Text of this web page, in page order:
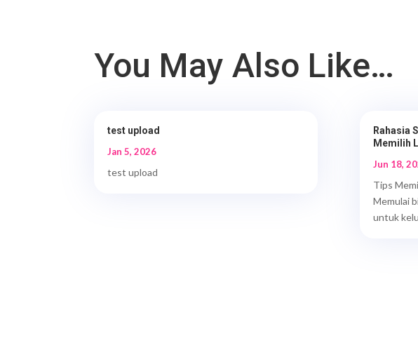
You May Also Like…
test upload
Jan 5, 2026
test upload
Rahasia
Memilih
Jun 18,
Tips
Memulai
untuk